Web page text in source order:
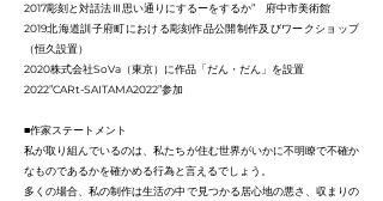
2017彫刻と対話法Ⅲ思い通りにするーをするか” 府中市美術館
2019北海道訓子府町における彫刻作品公開制作及びワークショップ
（恒久設置）
2020株式会社SoVa（東京）に作品「だん・だん」を設置
2022”CARt-SAITAMA2022”参加
■作家ステートメント
私が取り組んでいるのは、私たちが住む世界がいかに不明瞭で不確か
なものであるかを確かめる行為と言えるでしょう。
多くの場合、私の制作は生活の中で見つかる居心地の悪さ、収まりの